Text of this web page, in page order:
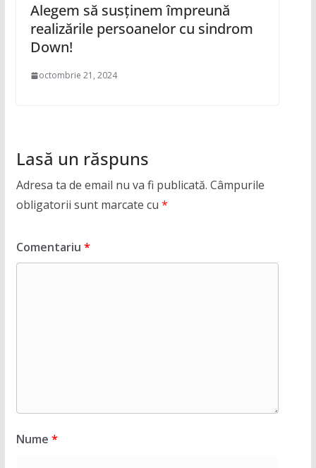
Alegem să susținem împreună
realizările persoanelor cu sindrom
Down!
octombrie 21, 2024
Lasă un răspuns
Adresa ta de email nu va fi publicată. Câmpurile
obligatorii sunt marcate cu *
Comentariu *
Nume *